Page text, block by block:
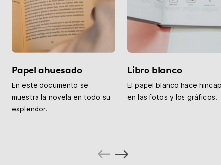
Papel ahuesado
En este documento se
muestra la novela en todo su
esplendor.
Libro blanco
El papel blanco hace
en las fotos y los gráficos.